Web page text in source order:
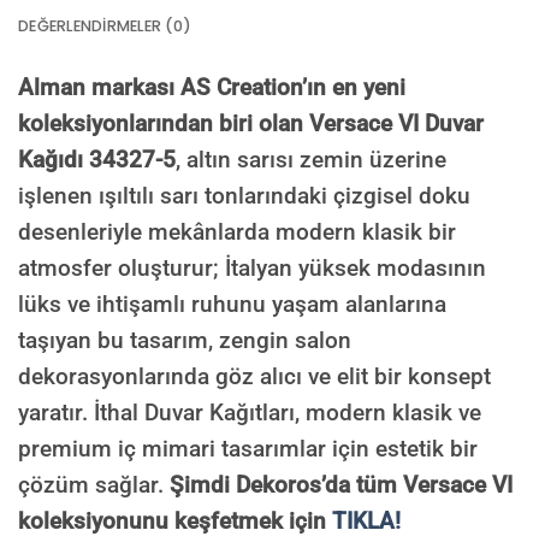
DEĞERLENDIRMELER (0)
Alman markası AS Creation’ın en yeni
koleksiyonlarından biri olan Versace VI Duvar
Kağıdı 34327-5, altın sarısı zemin üzerine
işlenen ışıltılı sarı tonlarındaki çizgisel doku
desenleriyle mekânlarda modern klasik bir
atmosfer oluşturur; İtalyan yüksek modasının
lüks ve ihtişamlı ruhunu yaşam alanlarına
taşıyan bu tasarım, zengin salon
dekorasyonlarında göz alıcı ve elit bir konsept
yaratır. İthal Duvar Kağıtları, modern klasik ve
premium iç mimari tasarımlar için estetik bir
çözüm sağlar. Şimdi Dekoros’da tüm Versace VI
koleksiyonunu keşfetmek için TIKLA!